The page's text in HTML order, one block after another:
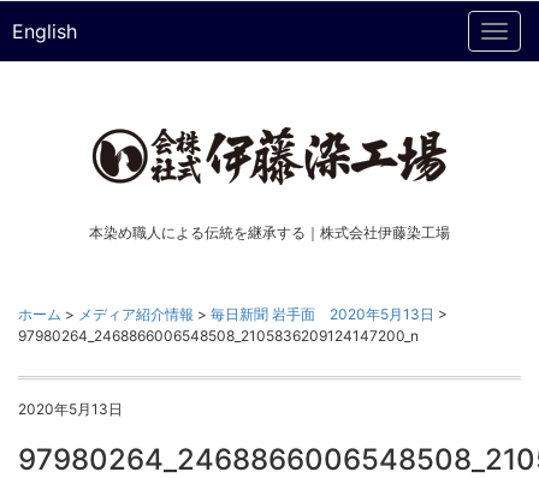
English
本染め職人による伝統を継承する｜株式会社伊藤染工場
ホーム > メディア紹介情報 > 毎日新聞 岩手面 2020年5月13日 >
97980264_2468866006548508_2105836209124147200_n
2020年5月13日